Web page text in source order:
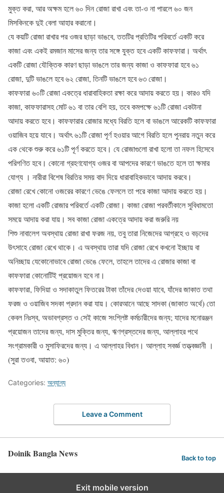
মুক্ত করা, আর অক্ষম হলে ৬০ দিন রোজা রাখা এবং তা-ও না পারলে ৬০ জন
মিসকিনকে দুই বেলা আহার করানো।
যে কয়টি রোজা রাখার পর ওজর ছাড়া ভাঙবে, ততটির প্রতিটির পরিবর্তে একটি করে
কাজা এবং একই রমজান মাসের জন্য তার সঙ্গে যুক্ত হবে একটি কাফফারা। অর্থাৎ
একটি রোজা যৌক্তিক কারণ ছাড়া ভাঙলে তার জন্য কাজা ও কাফফারা হবে ৬১
রোজা, দুটি ভাঙলে হবে ৬২ রোজা, তিনটি ভাঙলে হবে ৬৩ রোজা।
কাফফারা ৬০টি রোজা একত্রে ধারাবাহিকতা রক্ষা করে আদায় করতে হয়। কারও যদি
কাজা, কাফফারাসহ মোট ৬১ বা তার বেশি হয়, তবে কমপক্ষে ৬১টি রোজা একটানা
আদায় করতে হবে। কাফফারার রোজার মধ্যে বিরতি হলে বা ভাঙলে আরেকটি কাফফারা
ওয়াজিব হয়ে যাবে। অর্থাৎ ৬১টি রোজা পূর্ণ হওয়ার আগে বিরতি হলে পুনরায় নতুন করে
এক থেকে শুরু করে ৬১টি পূর্ণ করতে হবে। যে রোজাগুলো রাখা হলো তা নফল হিসেবে
পরিগণিত হবে। কোনো গ্রহণযোগ্য ওজর বা আপদের কারণে ভাঙতে হলে তা ক্ষমার
যোগ্য । নারীরা বিশেষ বিরতির সময় বাদ দিয়ে ধারাবাহিকভাবে আদায় করবে।
রোজা রেখে কোনো ওজরের কারণে ভেঙে ফেললে তা পরে কাজা আদায় করতে হয়।
কাজা হলো একটি রোজার পরিবর্তে একটি রোজা। কাজা রোজা পরবর্তীকালে সুবিধামতো
সময়ে আদায় করা যায়। সব কাজা রোজা একত্রে আদায় করা জরুরি নয়
শিশু নাবালেগ অবস্থায় রোজা রাখা ফরজ নয়, তবু তারা নিজেদের আগ্রহে ও বড়দের
উৎসাহে রোজা রেখে থাকে। এ অবস্থায় তারা যদি রোজা রেখে কখনো ইচ্ছায় বা
অনিচ্ছায় যেকোনোভাবে রোজা ভেঙে ফেলে, তাহলে তাদের এ রোজার কাজা বা
কাফফারা কোনোটিই প্রয়োজন হবে না।
কাফফারা, ফিদিয়া ও সদাকাতুল ফিতরের টাকা তাঁদের দেওয়া যাবে, যাঁদের জাকাত তথা
ফরজ ও ওয়াজিব সদকা প্রদান করা যায়। কোরআনে আছে সাদকা (জাকাত অর্থে) তো
কেবল নিঃস্ব, অভাবগ্রস্ত ও সেই কাজে সংশ্লিষ্ট কর্মচারীদের জন্য; যাদের মনোরঞ্জন
প্রয়োজন তাদের জন্য, দাস মুক্তির জন্য, ঋণগ্রস্তদের জন্য, আল্লাহর পথে
সংগ্রামকারী ও মুসাফিরদের জন্য। এ আল্লাহর বিধান। আল্লাহ সবর্জ্ঞ তত্ত্বজ্ঞানী ।
(সুরা তওবা, আয়াত: ৬০)
Categories: অন্যান্য
Leave a Comment
Doinik Bangla News Back to top
Exit mobile version